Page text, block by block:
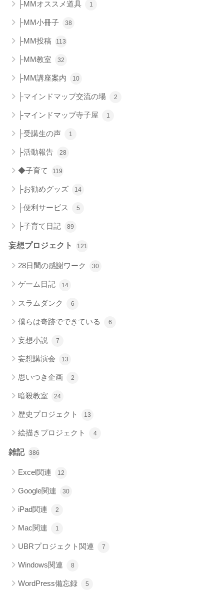
├MMオススメ道具 1
├MM小冊子 38
├MM投稿 113
├MM教室 32
├MM講座案内 10
├マインドマップ交流の場 2
├マインドマップ寺子屋 1
├受講生の声 1
├活動報告 28
◆子育て 119
├お勧めグッズ 14
├便利サービス 5
├子育て日記 89
妄想プロジェクト 121
28日間の感謝ワーク 30
ゲーム日記 14
スラムダンク 6
僕らは奇跡でできている 6
妄想小説 7
妄想講演会 13
思いつき企画 2
暗殺教室 24
歴史プロジェクト 13
絵描きプロジェクト 4
雑記 386
Excel関連 12
Google関連 30
iPad関連 2
Mac関連 1
UBRプロジェクト関連 7
Windows関連 8
WordPress備忘録 5